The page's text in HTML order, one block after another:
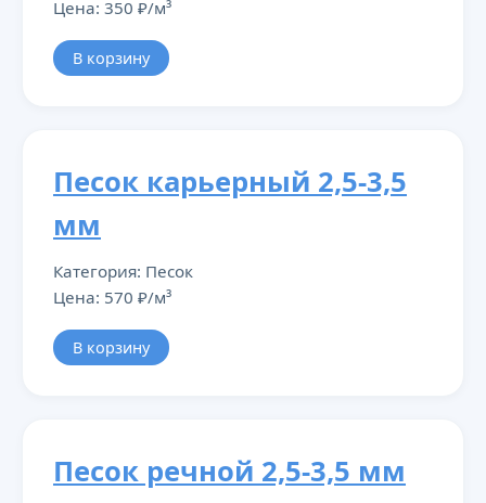
Цена: 350 ₽/м³
В корзину
Песок карьерный 2,5-3,5
мм
Категория: Песок
Цена: 570 ₽/м³
В корзину
Песок речной 2,5-3,5 мм